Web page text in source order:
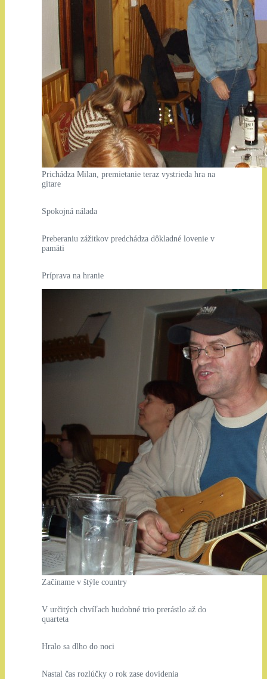
Prichádza Milan, premietanie teraz vystrieda hra na
gitare
Spokojná nálada
Preberaniu zážitkov predchádza dôkladné lovenie v
pamäti
Príprava na hranie
Začíname v štýle country
V určitých chvíľach hudobné trio prerástlo až do
quarteta
Hralo sa dlho do noci
Nastal čas rozlúčky o rok zase dovidenia